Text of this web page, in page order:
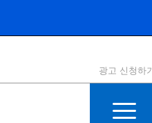
11등급
광고 신청하기